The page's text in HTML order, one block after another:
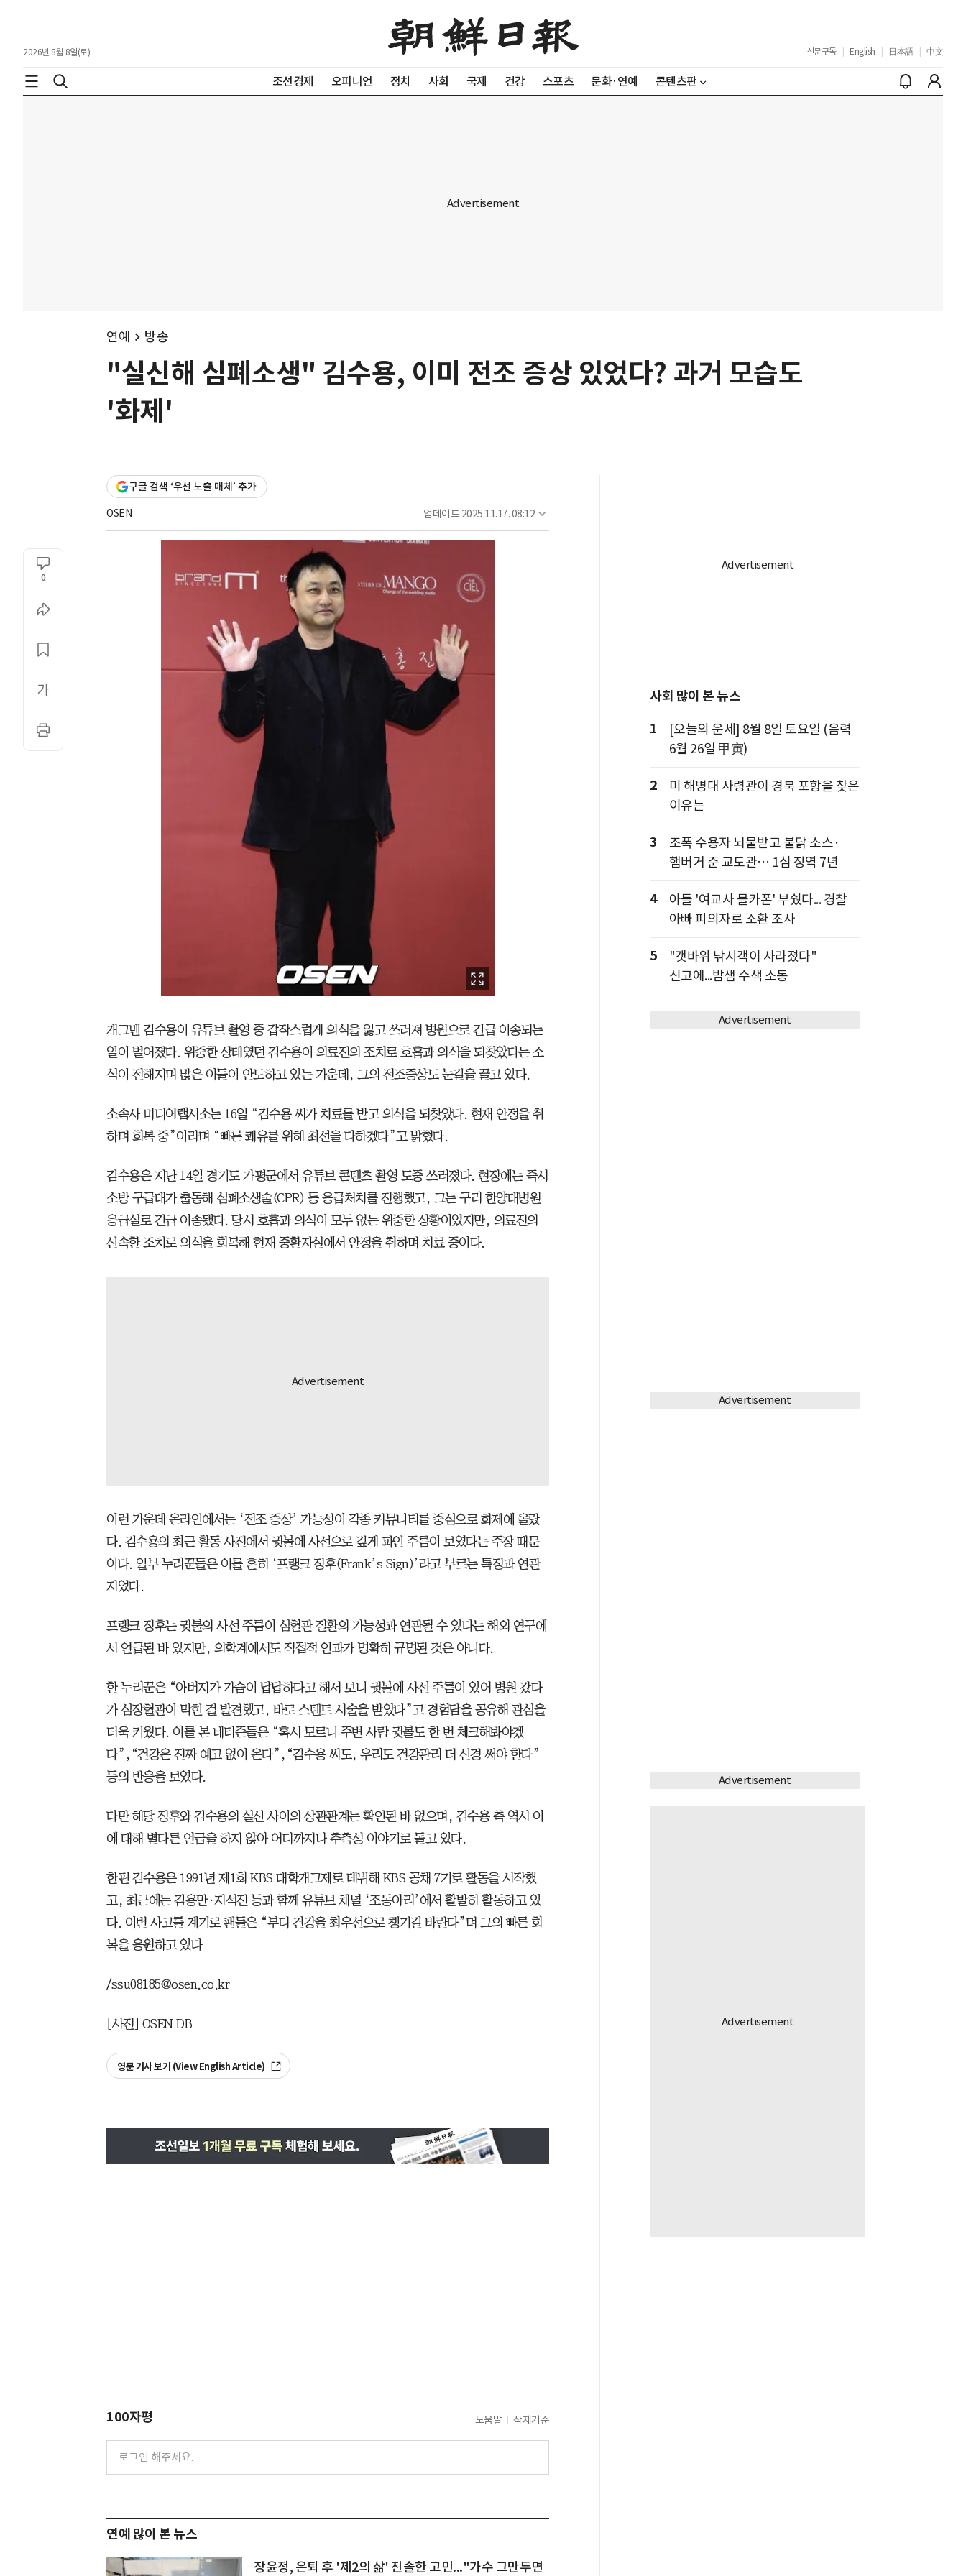
2026년 8월 8일(토) 신문구독 English 日本語 中文
조선경제 오피니언 정치 사회 국제 건강 스포츠 문화·연예 콘텐츠판
연예 방송
"실신해 심폐소생" 김수용, 이미 전조 증상 있었다? 과거 모습도
'화제'
구글 검색 ‘우선 노출 매체’ 추가
OSEN 업데이트 2025.11.17. 08:12
0
개그맨 김수용이 유튜브 촬영 중 갑작스럽게 의식을 잃고 쓰러져 병원으로 긴급 이송되는
일이 벌어졌다. 위중한 상태였던 김수용이 의료진의 조치로 호흡과 의식을 되찾았다는 소
식이 전해지며 많은 이들이 안도하고 있는 가운데, 그의 전조증상도 눈길을 끌고 있다.
소속사 미디어랩시소는 16일 “김수용 씨가 치료를 받고 의식을 되찾았다. 현재 안정을 취
하며 회복 중”이라며 “빠른 쾌유를 위해 최선을 다하겠다”고 밝혔다.
김수용은 지난 14일 경기도 가평군에서 유튜브 콘텐츠 촬영 도중 쓰러졌다. 현장에는 즉시
소방 구급대가 출동해 심폐소생술(CPR) 등 응급처치를 진행했고, 그는 구리 한양대병원
응급실로 긴급 이송됐다. 당시 호흡과 의식이 모두 없는 위중한 상황이었지만, 의료진의
신속한 조치로 의식을 회복해 현재 중환자실에서 안정을 취하며 치료 중이다.
이런 가운데 온라인에서는 ‘전조 증상’ 가능성이 각종 커뮤니티를 중심으로 화제에 올랐
다. 김수용의 최근 활동 사진에서 귓볼에 사선으로 깊게 파인 주름이 보였다는 주장 때문
이다. 일부 누리꾼들은 이를 흔히 ‘프랭크 징후(Frank’s Sign)’라고 부르는 특징과 연관
지었다.
프랭크 징후는 귓불의 사선 주름이 심혈관 질환의 가능성과 연관될 수 있다는 해외 연구에
서 언급된 바 있지만, 의학계에서도 직접적 인과가 명확히 규명된 것은 아니다.
한 누리꾼은 “아버지가 가슴이 답답하다고 해서 보니 귓볼에 사선 주름이 있어 병원 갔다
가 심장혈관이 막힌 걸 발견했고, 바로 스텐트 시술을 받았다”고 경험담을 공유해 관심을
더욱 키웠다. 이를 본 네티즌들은 “혹시 모르니 주변 사람 귓볼도 한 번 체크해봐야겠
다”,“건강은 진짜 예고 없이 온다”,“김수용 씨도, 우리도 건강관리 더 신경 써야 한다”
등의 반응을 보였다.
다만 해당 징후와 김수용의 실신 사이의 상관관계는 확인된 바 없으며, 김수용 측 역시 이
에 대해 별다른 언급을 하지 않아 어디까지나 추측성 이야기로 돌고 있다.
한편 김수용은 1991년 제1회 KBS 대학개그제로 데뷔해 KBS 공채 7기로 활동을 시작했
고, 최근에는 김용만·지석진 등과 함께 유튜브 채널 ‘조동아리’에서 활발히 활동하고 있
다. 이번 사고를 계기로 팬들은 “부디 건강을 최우선으로 챙기길 바란다”며 그의 빠른 회
복을 응원하고 있다
/ssu08185@osen.co.kr
[사진] OSEN DB
영문 기사 보기 (View English Article)
100자평 도움말 삭제기준
연예 많이 본 뉴스
장윤정, 은퇴 후 '제2의 삶' 진솔한 고민..."가수 그만두면
사회 많이 본 뉴스
1
[오늘의 운세] 8월 8일 토요일 (음력
6월 26일 甲寅)
2
미 해병대 사령관이 경북 포항을 찾은
이유는
3
조폭 수용자 뇌물받고 불닭 소스·
햄버거 준 교도관… 1심 징역 7년
4
아들 '여교사 몰카폰' 부쉈다... 경찰
아빠 피의자로 소환 조사
5
"갯바위 낚시객이 사라졌다"
신고에...밤샘 수색 소동